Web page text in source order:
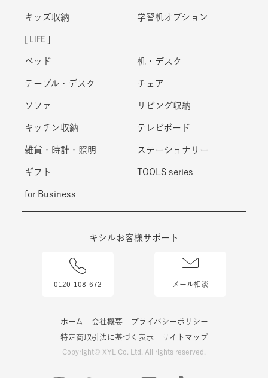
キッズ収納 学習机オプション
LIFE
ベッド 机・デスク
テーブル・デスク チェア
ソファ リビング収納
キッチン収納 テレビボード
雑貨・時計・照明 ステーショナリー
ギフト TOOLS series
for Business
キシルお客様サポート
0120-108-672 メール相談
ホーム 会社概要
プライバシーポリシー
特定商取引法に基づく表示
サイトマップ
Copyright© XYL Co. Ltd. All rights reserved.